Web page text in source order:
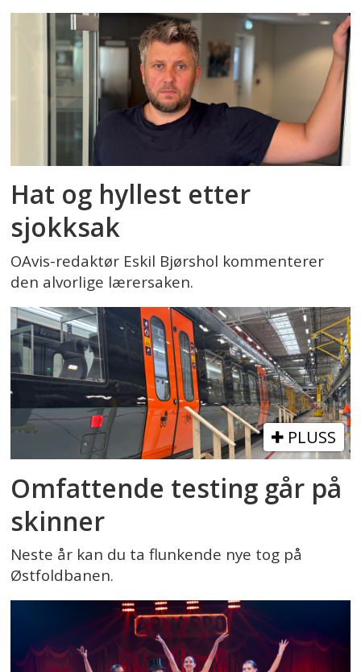
Hat og hyllest etter
sjokksak
OAvis-redaktør Eskil Bjørshol kommenterer
den alvorlige lærersaken.
PLUSS
Omfattende testing går på
skinner
Neste år kan du ta flunkende nye tog på
Østfoldbanen.